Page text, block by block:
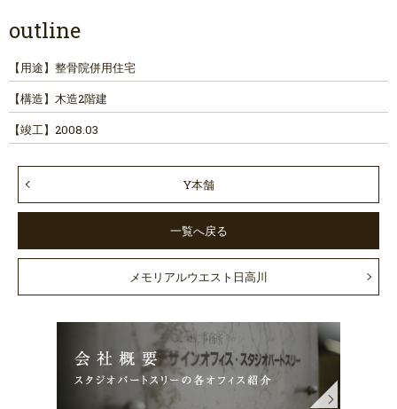
outline
【用途】 整骨院併用住宅
【構造】 木造2階建
【竣工】 2008.03
Y本舗
一覧へ戻る
メモリアルウエスト日高川